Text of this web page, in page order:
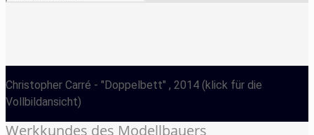
Christopher Carré - "Doppelbett" , 2014 (klick für die
Vollbildansicht)
Werkkundes des Modellbauers